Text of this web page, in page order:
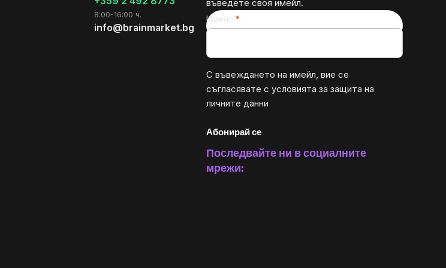
8:00-16:00 ч.
info@brainmarket.bg
въведете своя имейл.
Имейл
С въвеждането на имейл, вие се
съгласявате с условията за защита на
личните данни
Абонирай се
Последвайте ни в социалните
мрежи: